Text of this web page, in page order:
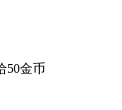
50金币